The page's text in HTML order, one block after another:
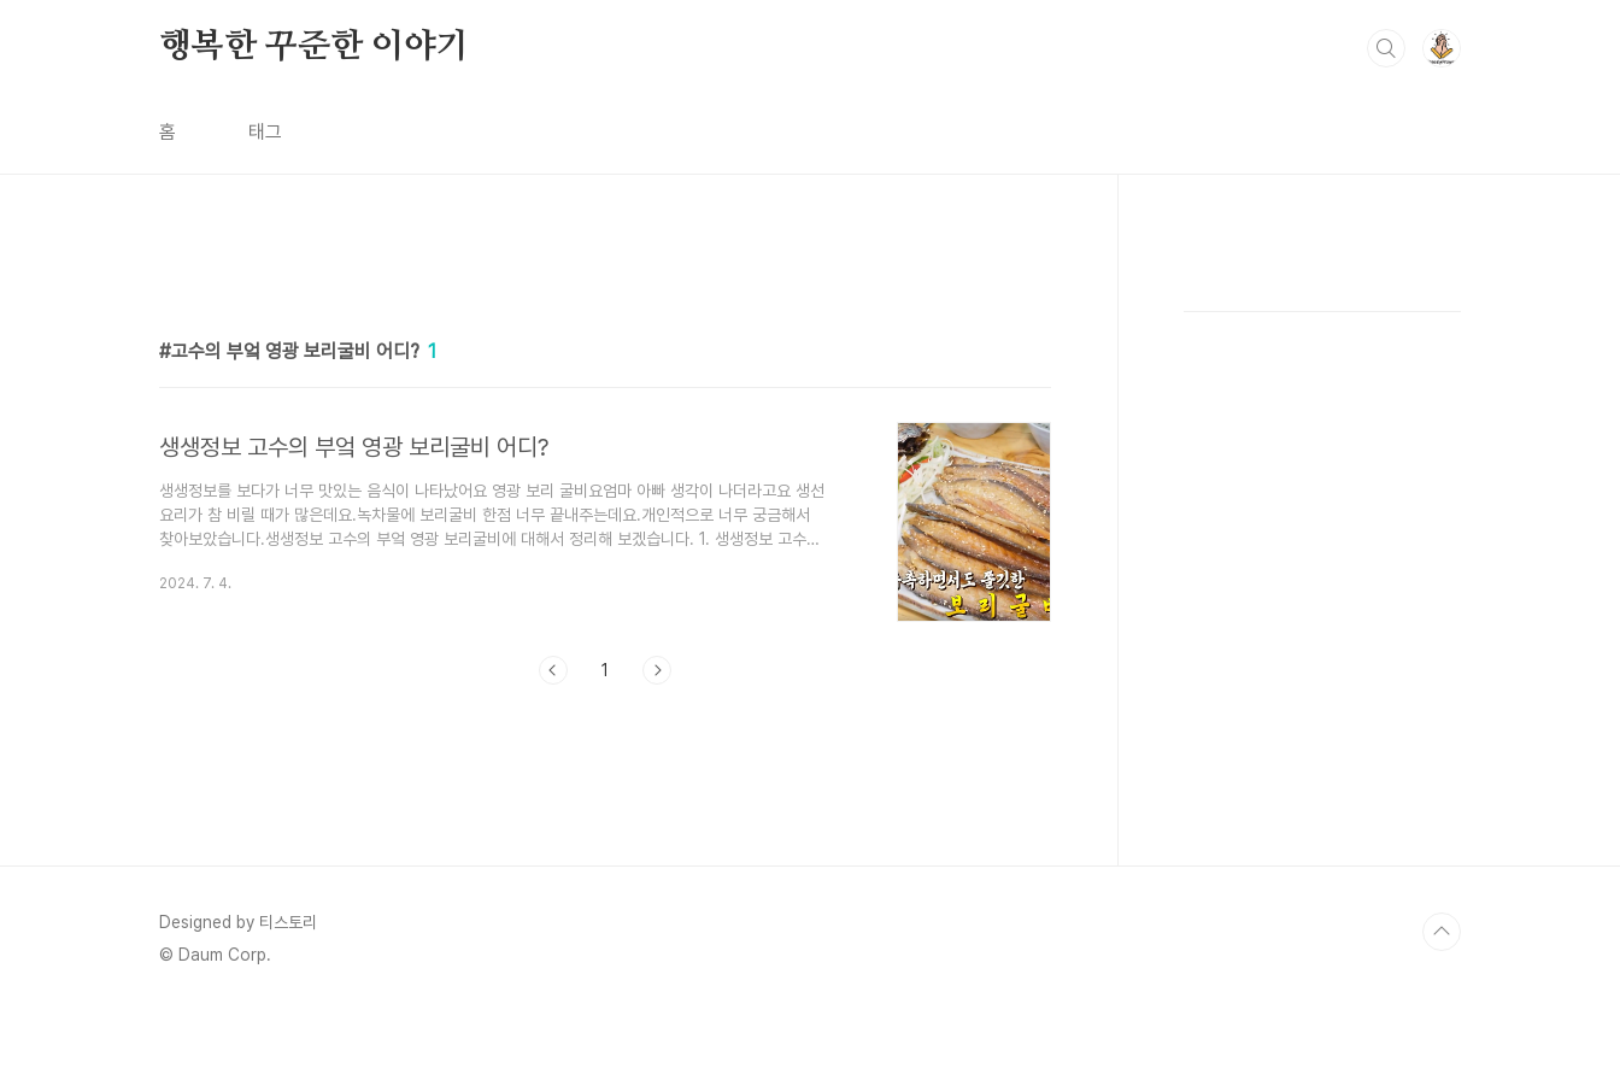
행복한 꾸준한 이야기
홈 태그
고수의 부엌 영광 보리굴비 어디? 1
생생정보 고수의 부엌 영광 보리굴비 어디?
생생정보를 보다가 너무 맛있는 음식이 나타났어요 영광 보리 굴비요엄마 아빠 생각이 나더라고요 생선
요리가 참 비릴 때가 많은데요.녹차물에 보리굴비 한점 너무 끝내주는데요.개인적으로 너무 궁금해서
찾아보았습니다.생생정보 고수의 부엌 영광 보리굴비에 대해서 정리해 보겠습니다. 1. 생생정보 고수의
만드는 과정에 정성이 엄청나더라고요받자마자 굴비를 통보리에 보관을 하신다고 하더라고요.보리굴비
2024. 7. 4.
1
Designed by 티스토리
© Daum Corp.